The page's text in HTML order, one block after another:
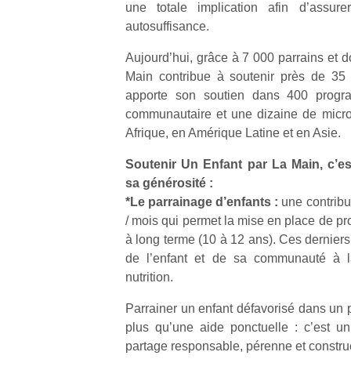
une totale implication afin
autosuffisance.
Aujourd’hui, grâce à 7 000 parrains et
Main contribue à soutenir près de
apporte son soutien dans 400
communautaire et une dizaine de
Afrique, en Amérique Latine et en Asie.
Soutenir Un Enfant par La Main,
sa générosité :
*Le parrainage d’enfants : une
/ mois qui permet la mise en place de
à long terme (10 à 12 ans). Ces
de l’enfant et de sa communauté à
nutrition.
Parrainer un enfant défavorisé dans un
plus qu’une aide ponctuelle : c’est
partage responsable, pérenne et